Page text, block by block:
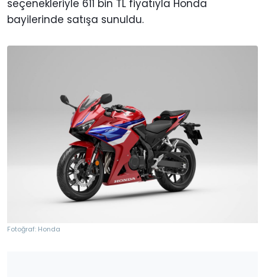
seçenekleriyle 611 bin TL fiyatıyla Honda
bayilerinde satışa sunuldu.
Fotoğraf: Honda